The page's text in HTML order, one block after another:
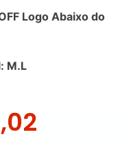
Logo Abaixo do
M.L